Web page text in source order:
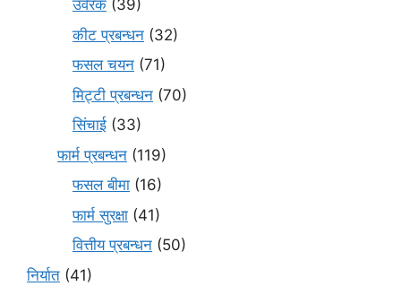
उर्वरक (39)
कीट प्रबन्धन (32)
फसल चयन (71)
मि‌ट्टी प्रबन्धन (70)
सिंचाई (33)
फार्म प्रबन्धन (119)
फसल बीमा (16)
फार्म सुरक्षा (41)
वित्तीय प्रबन्धन (50)
निर्यात (41)